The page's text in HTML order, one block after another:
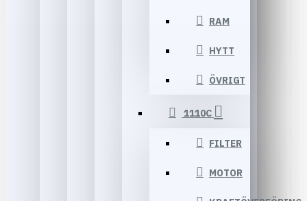
RAM
HYTT
ÖVRIGT
1110C
FILTER
MOTOR